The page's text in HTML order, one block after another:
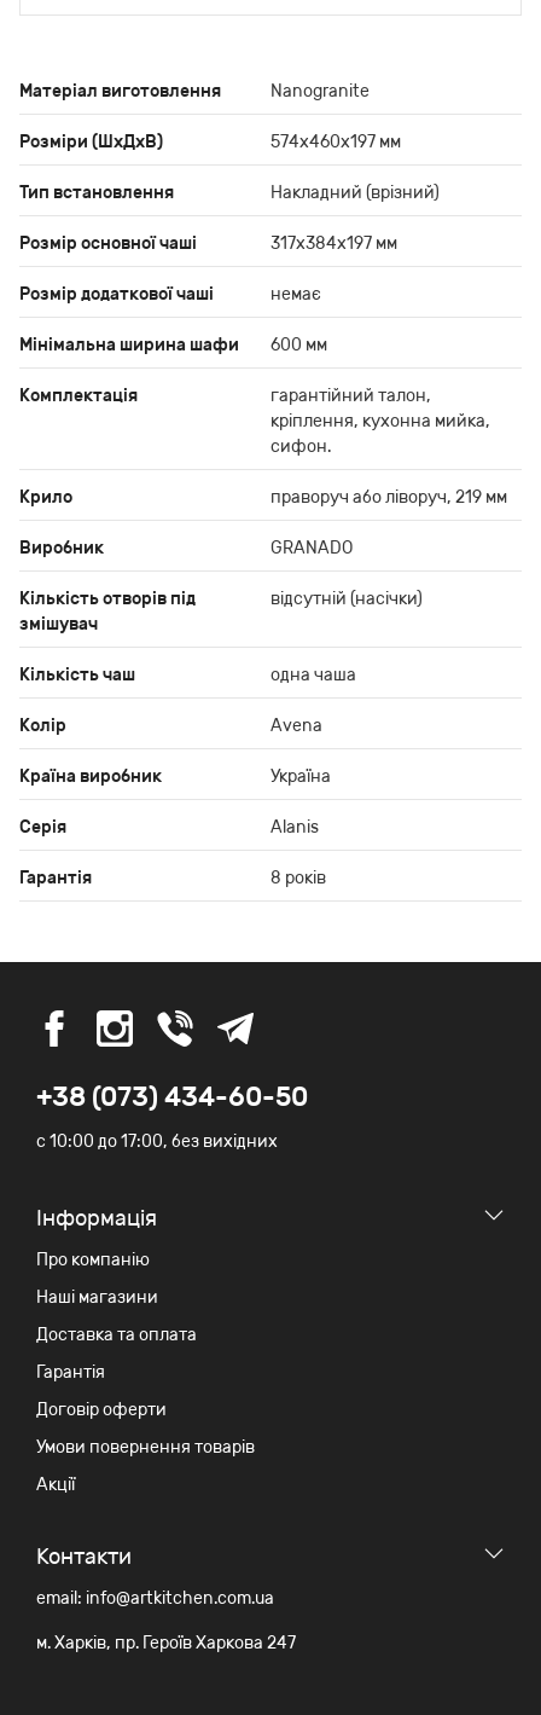
Матеріал виготовлення Nanogranite
Розміри (ШхДхВ) 574х460х197 мм
Тип встановлення Накладний (врізний)
Розмір основної чаші 317х384х197 мм
Розмір додаткової чаші немає
Мінімальна ширина шафи 600 мм
Комплектація
гарантійний талон,
кріплення, кухонна мийка,
сифон.
Крило праворуч або ліворуч, 219 мм
Виробник GRANADO
Кількість отворів під
змішувач
відсутній (насічки)
Кількість чаш одна чаша
Колір Avena
Країна виробник Україна
Серія Alanis
Гарантія 8 років
+38 (073) 434-60-50
c 10:00 до 17:00, без вихідних
Iнформація
Про компанію
Наші магазини
Доставка та оплата
Гарантія
Договір оферти
Умови повернення товарів
Акції
Контакти
email: info@artkitchen.com.ua
м. Харків, пр. Героїв Харкова 247